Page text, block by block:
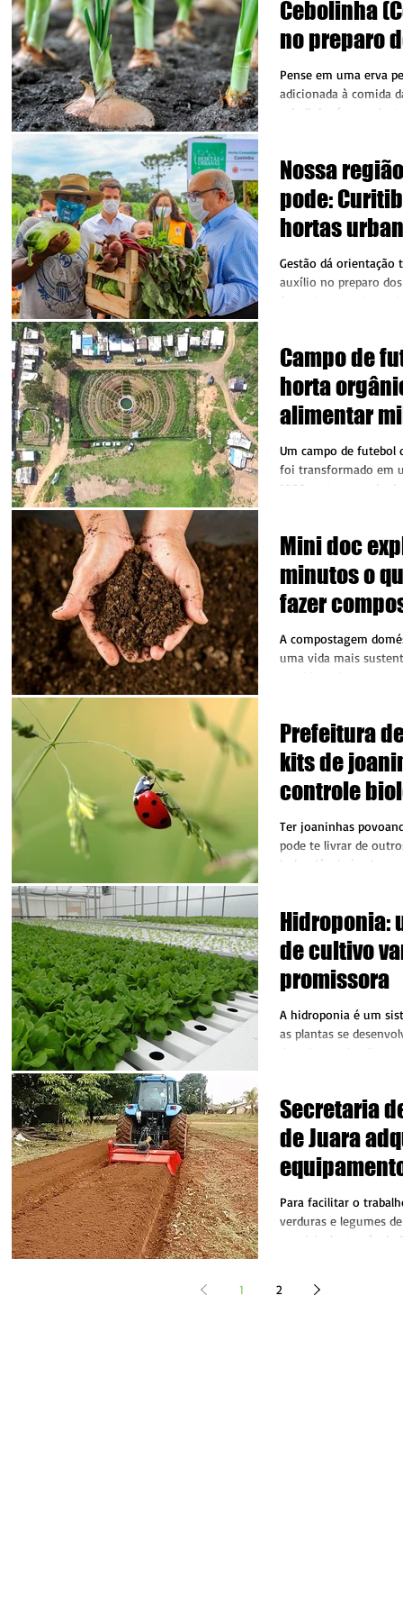
Cebolinha
no preparo
e outras
benéficas à
Pense em uma erva
adicionada à comida
cebolinha é essa
Nossa
pode:
hortas
apoio da
Gestão dá orientação
auxílio no preparo
fornecimento de
Campo de
horta
alimentar
Um campo de futebol
foi transformado em
1000 metros
Mini doc
minutos o
fazer
A compostagem
uma vida mais
Prefeitura
kits de
controle
Ter joaninhas
pode te livrar de
indesejáveis (mais
Hidroponia:
de cultivo
promissora
A hidroponia é um
as plantas se
de solo, sendo
Secretaria
de Juara
atender
hortaliças
Para facilitar o
verduras e legumes
municipal, através da
1
2